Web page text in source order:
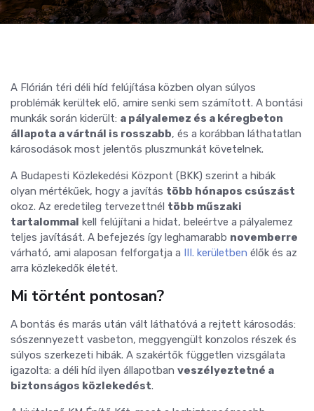
A Flórián téri déli híd felújítása közben olyan súlyos
problémák kerültek elő, amire senki sem számított. A bontási
munkák során kiderült: a pályalemez és a kéregbeton
állapota a vártnál is rosszabb, és a korábban láthatatlan
károsodások most jelentős pluszmunkát követelnek.
A Budapesti Közlekedési Központ (BKK) szerint a hibák
olyan mértékűek, hogy a javítás több hónapos csúszást
okoz. Az eredetileg tervezettnél több műszaki
tartalommal kell felújítani a hidat, beleértve a pályalemez
teljes javítását. A befejezés így leghamarabb novemberre
várható, ami alaposan felforgatja a III. kerületben élők és az
arra közlekedők életét.
Mi történt pontosan?
A bontás és marás után vált láthatóvá a rejtett károsodás:
sószennyezett vasbeton, meggyengült konzolos részek és
súlyos szerkezeti hibák. A szakértők független vizsgálata
igazolta: a déli híd ilyen állapotban veszélyeztetné a
biztonságos közlekedést.